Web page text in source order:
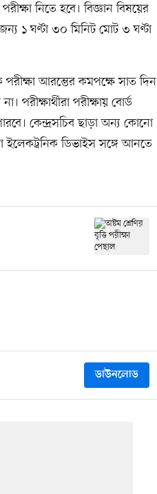
নিতে হবে। বিজ্ঞান বিষয়ের
১ ঘণ্টা ৩০ মিনিট মোট ৩ ঘণ্টা
পরীক্ষা আরম্ভের কমপক্ষে সাত দিন
পরীক্ষার্থীরা পরীক্ষায় বোর্ড
কেন্দ্রসচিব ছাড়া অন্য কোনো
ইলেকট্রনিক ডিভাইস সঙ্গে আনতে
ডাউনলোড